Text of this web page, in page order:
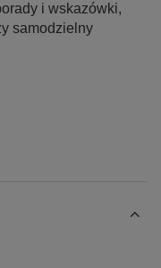
i wskazówki,
samodzielny